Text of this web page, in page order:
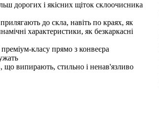
дорогих і якісних щіток склоочисника
до скла, навіть по краях, як
характеристики, як безкаркасні
класу прямо з конвеєра
що випирають, стильно і ненав'язливо